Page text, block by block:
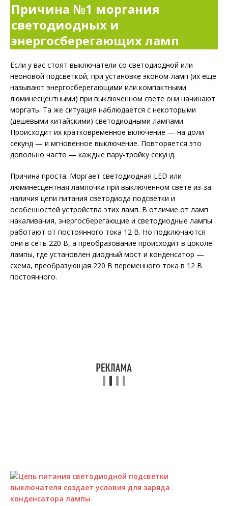
Причина №1 моргания
светодиодных и
энергосберегающих ламп
Если у вас стоят выключатели со светодиодной или
неоновой подсветкой, при установке эконом-ламп (их еще
называют энергосберегающими или компактными
люминесцентными) при выключенном свете они начинают
моргать. Та же ситуация наблюдается с некоторыми
(дешевыми китайскими) светодиодными лампами.
Происходит их кратковременное включение — на доли
секунд — и мгновенное выключение. Повторяется это
довольно часто — каждые пару-тройку секунд.
Причина проста. Моргает светодиодная LED или
люминесцентная лампочка при выключенном свете из-за
наличия цепи питания светодиода подсветки и
особенностей устройства этих ламп. В отличие от ламп
накаливания, энергосберегающие и светодиодные лампы
работают от постоянного тока 12 В. Но подключаются
они в сеть 220 В, а преобразование происходит в цоколе
лампы, где установлен диодный мост и конденсатор —
схема, преобразующая 220 В переменного тока в 12 В
постоянного.